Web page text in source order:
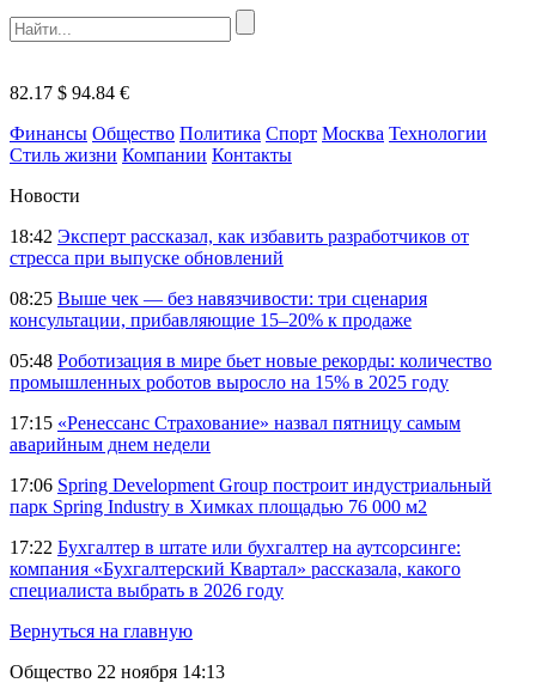
82.17 $ 94.84 €
Финансы Общество Политика Спорт Москва Технологии
Стиль жизни Компании Контакты
Новости
18:42 Эксперт рассказал, как избавить разработчиков от
стресса при выпуске обновлений
08:25 Выше чек — без навязчивости: три сценария
консультации, прибавляющие 15–20% к продаже
05:48 Роботизация в мире бьет новые рекорды: количество
промышленных роботов выросло на 15% в 2025 году
17:15 «Ренессанс Страхование» назвал пятницу самым
аварийным днем недели
17:06 Spring Development Group построит индустриальный
парк Spring Industry в Химках площадью 76 000 м2
17:22 Бухгалтер в штате или бухгалтер на аутсорсинге:
компания «Бухгалтерский Квартал» рассказала, какого
специалиста выбрать в 2026 году
Вернуться на главную
Общество 22 ноября 14:13